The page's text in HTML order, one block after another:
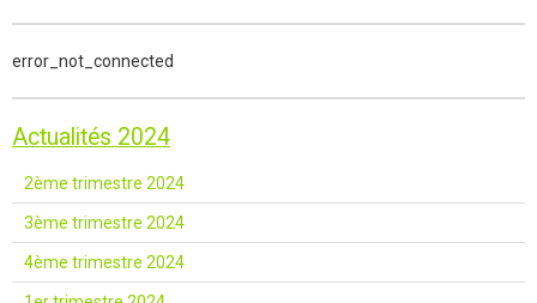
error_not_connected
Actualités 2024
2ème trimestre 2024
3ème trimestre 2024
4ème trimestre 2024